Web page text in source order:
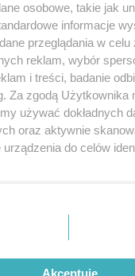
Chorzów. Apel o
niszczą
dewastacje
prywatności regulamin
Skontakuj
Kontakt
Wydawca
Redakcja
osobowe, takie jak
informacje
przeglądania w celu
reklam, wybór
i treści, badanie
Za zgodą Użytkownika
używać dokładnych
oraz aktywnie
do celów
klikając przycisk
lewym dolnym rogu
danych nie
masz prawo sprzeciwić
Akceptuję